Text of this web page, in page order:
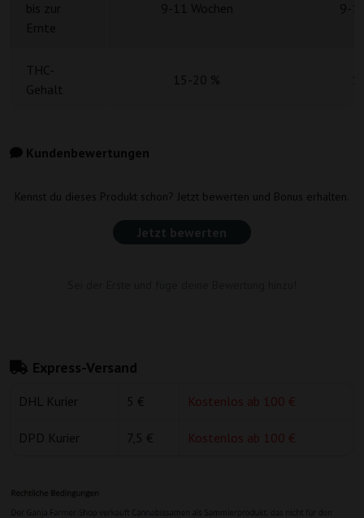
THC-
Gehalt
15-20 %
Kundenbewertungen
Kennst du dieses Produkt schon? Jetzt bewerten und Bonus erhalten.
Jetzt bewerten
Express-Versand
DHL Kurier 5 € Kostenlos ab 100 €
DPD Kurier 7,5 € Kostenlos ab 100 €